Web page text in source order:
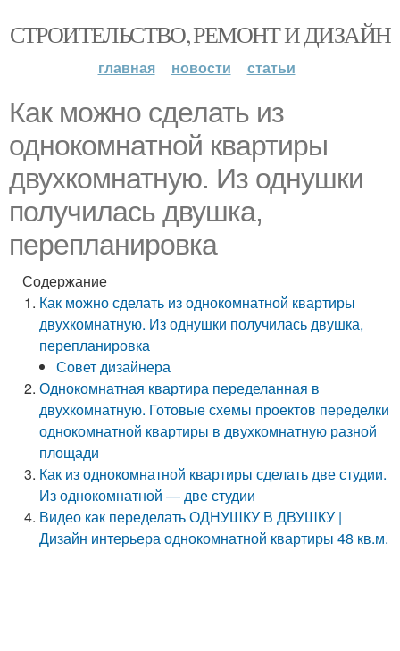
СТРОИТЕЛЬСТВО, РЕМОНТ И ДИЗАЙН
главная новости статьи
Как можно сделать из
однокомнатной квартиры
двухкомнатную. Из однушки
получилась двушка,
перепланировка
Содержание
Как можно сделать из однокомнатной квартиры
двухкомнатную. Из однушки получилась двушка,
перепланировка
Совет дизайнера
Однокомнатная квартира переделанная в
двухкомнатную. Готовые схемы проектов переделки
однокомнатной квартиры в двухкомнатную разной
площади
Как из однокомнатной квартиры сделать две студии.
Из однокомнатной — две студии
Видео как переделать ОДНУШКУ В ДВУШКУ |
Дизайн интерьера однокомнатной квартиры 48 кв.м.